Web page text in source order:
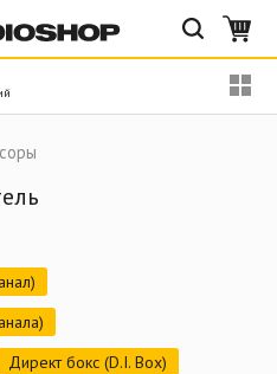
Директ бокс (D.I. Box)